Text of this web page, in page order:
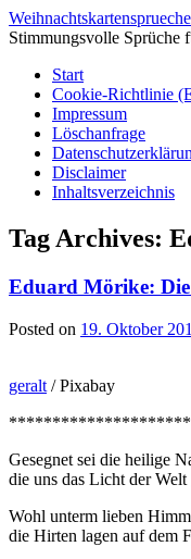
Weihnachtskartensprueche
Stimmungsvolle Sprüche
Start
Cookie-Richtlinie
Impressum
Löschanfrage
Disclaimer
Inhaltsverzeichnis
Tag Archives:
Eduard Mörike:
Posted on 19. Oktober
geralt / Pixabay
Gesegnet sei die heilige
die uns das Licht der Welt
Wohl unterm lieben
die Hirten lagen auf dem